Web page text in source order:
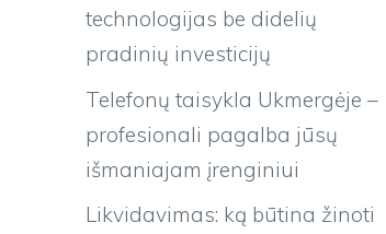
technologijas be didelių
pradinių investicijų
Telefonų taisykla Ukmergėje –
profesionali pagalba jūsų
išmaniajam įrenginiui
Likvidavimas: ką būtina žinoti